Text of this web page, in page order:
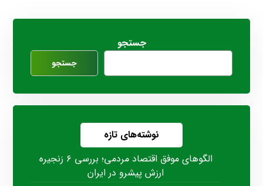
جستجو
جستجو
نوشته‌های تازه
الگوهای موفق اقتصاد مردمی؛ بررسی ۶ زنجیره
ارزش پیشرو در ایران